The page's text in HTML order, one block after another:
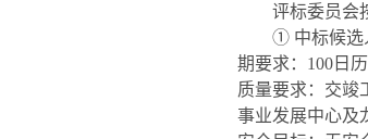
评标委员会
① 中标候
期要求： 100 日
质量要求：交竣
事业发展中心及